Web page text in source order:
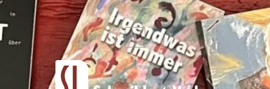
Zum Hauptinhalt springen